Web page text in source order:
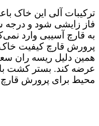
ترکیبات آلی این خاک
فاز زایشی شود و درجه
به قارچ آسیبی وارد
پرورش قارچ کیفیت
همین دلیل ریسه ران سعی
عرضه کند. بستر کشت
محیط برای پرورش قارچ